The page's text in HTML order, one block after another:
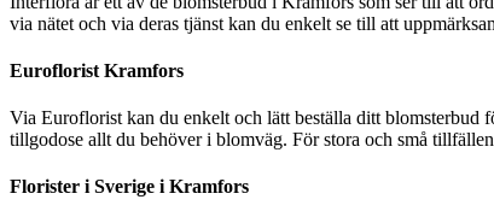
via nätet och via deras tjänst kan du enkelt se till att
Euroflorist Kramfors
Via Euroflorist kan du enkelt och lätt beställa ditt blomsterbud för leverans över hela Sverige och förstås
tillgodose allt du behöver i blomväg. För stora och små
Florister i Sverige i Kramfors